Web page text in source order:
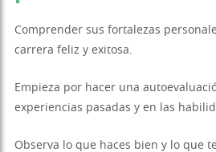
Comprender sus fortalezas
carrera feliz y exitosa.
Empieza por hacer una
experiencias pasadas y en las
Observa lo que haces bien y lo que